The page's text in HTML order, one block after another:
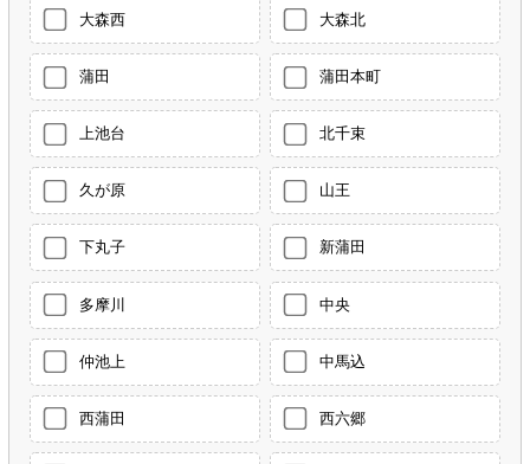
大森西 大森北
蒲田 蒲田本町
上池台 北千束
久が原 山王
下丸子 新蒲田
多摩川 中央
仲池上 中馬込
西蒲田 西六郷